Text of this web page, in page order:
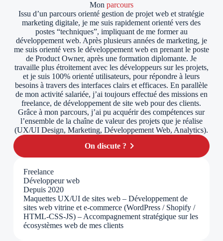
Mon parcours
Issu d’un parcours orienté gestion de projet web et stratégie
marketing digitale, je me suis rapidement orienté vers des
postes “techniques”, impliquant de me former au
développement web. Après plusieurs années de marketing, je
me suis orienté vers le développement web en prenant le poste
de Product Owner, après une formation diplomante. Je
travaille plus étroitement avec les développeurs sur les projets,
et je suis 100% orienté utilisateurs, pour répondre à leurs
besoins à travers des interfaces clairs et efficaces. En parallèle
de mon activité salariée, j’ai toujours effectué des missions en
freelance, de développement de site web pour des clients.
Grâce à mon parcours, j’ai pu acquérir des compétences sur
l’ensemble de la chaîne de valeur des projets que je réalise
(UX/UI Design, Marketing, Développement Web, Analytics).
On discute ? chevron_right
Freelance
Développeur web
Depuis 2020
Maquettes UX/UI de sites web – Développement de
sites web vitrine et e-commerce (WordPress / Shopify /
HTML-CSS-JS) – Accompagnement stratégique sur les
écosystèmes web de mes clients